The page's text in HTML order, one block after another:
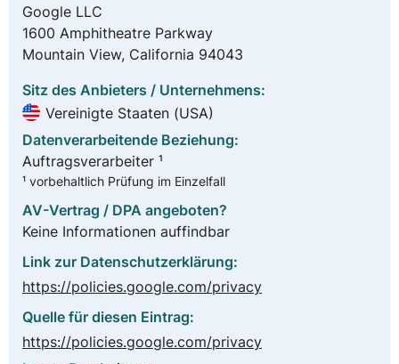
Google LLC
1600 Amphitheatre Parkway
Mountain View, California 94043
Sitz des Anbieters / Unternehmens:
Vereinigte Staaten (USA)
Datenverarbeitende Beziehung:
Auftragsverarbeiter ¹
¹ vorbehaltlich Prüfung im Einzelfall
AV-Vertrag / DPA angeboten?
Keine Informationen auffindbar
Link zur Datenschutzerklärung:
https://policies.google.com/privacy
Quelle für diesen Eintrag:
https://policies.google.com/privacy